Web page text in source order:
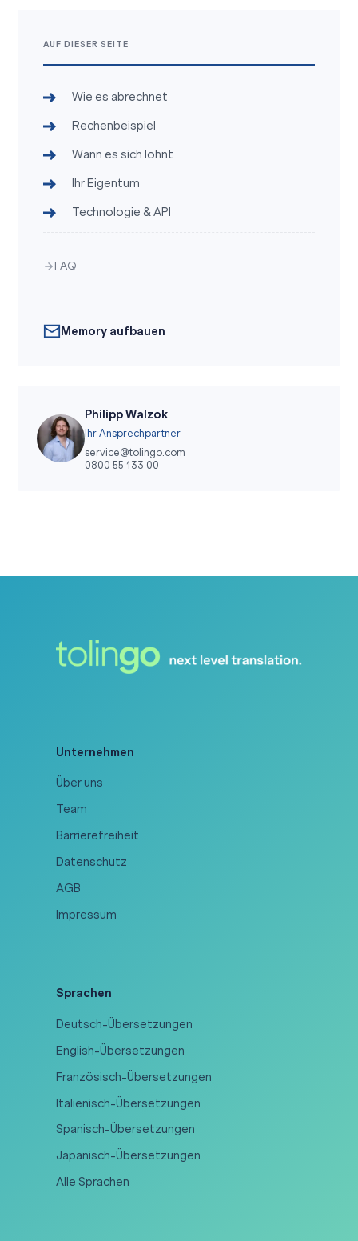
AUF DIESER SEITE
Wie es abrechnet
Rechenbeispiel
Wann es sich lohnt
Ihr Eigentum
Technologie & API
FAQ
Memory aufbauen
Philipp Walzok
Ihr Ansprechpartner
service@tolingo.com
0800 55 133 00
Unternehmen
Über uns
Team
Barrierefreiheit
Datenschutz
AGB
Impressum
Sprachen
Deutsch-Übersetzungen
English-Übersetzungen
Französisch-Übersetzungen
Italienisch-Übersetzungen
Spanisch-Übersetzungen
Japanisch-Übersetzungen
Alle Sprachen